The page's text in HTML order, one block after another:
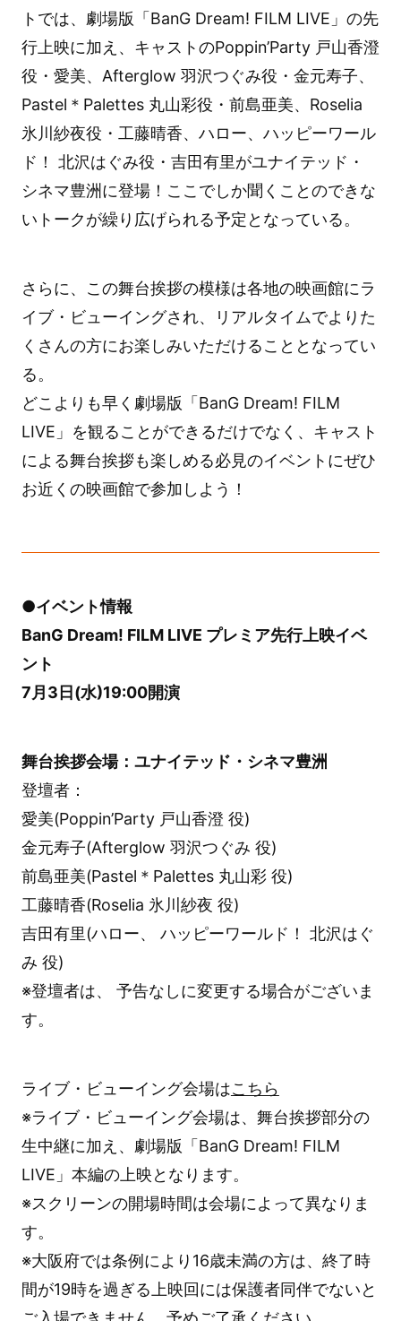
トでは、劇場版「BanG Dream! FILM LIVE」の先
行上映に加え、キャストのPoppin’Party 戸山香澄
役・愛美、Afterglow 羽沢つぐみ役・金元寿子、
Pastel＊Palettes 丸山彩役・前島亜美、Roselia
氷川紗夜役・工藤晴香、ハロー、ハッピーワール
ド！ 北沢はぐみ役・吉田有里がユナイテッド・
シネマ豊洲に登場！ここでしか聞くことのできな
いトークが繰り広げられる予定となっている。
さらに、この舞台挨拶の模様は各地の映画館にラ
イブ・ビューイングされ、リアルタイムでよりた
くさんの方にお楽しみいただけることとなってい
る。
どこよりも早く劇場版「BanG Dream! FILM
LIVE」を観ることができるだけでなく、キャスト
による舞台挨拶も楽しめる必見のイベントにぜひ
お近くの映画館で参加しよう！
●イベント情報
BanG Dream! FILM LIVE プレミア先行上映イベ
ント
7月3日(水)19:00開演
舞台挨拶会場：ユナイテッド・シネマ豊洲
登壇者：
愛美(Poppin’Party 戸山香澄 役)
金元寿子(Afterglow 羽沢つぐみ 役)
前島亜美(Pastel＊Palettes 丸山彩 役)
工藤晴香(Roselia 氷川紗夜 役)
吉田有里(ハロー、 ハッピーワールド！ 北沢はぐ
み 役)
※登壇者は、 予告なしに変更する場合がございま
す。
ライブ・ビューイング会場はこちら
※ライブ・ビューイング会場は、舞台挨拶部分の
生中継に加え、劇場版「BanG Dream! FILM
LIVE」本編の上映となります。
※スクリーンの開場時間は会場によって異なりま
す。
※大阪府では条例により16歳未満の方は、終了時
間が19時を過ぎる上映回には保護者同伴でないと